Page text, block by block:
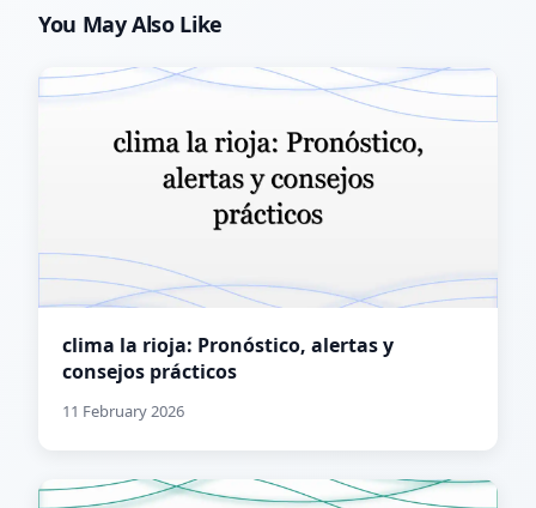
You May Also Like
clima la rioja: Pronóstico, alertas y
consejos prácticos
11 February 2026